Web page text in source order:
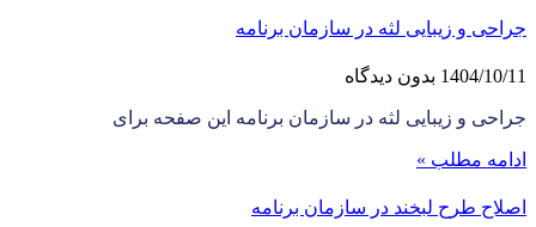
جراحی و زیبایی لثه در سازمان برنامه
1404/10/11 بدون دیدگاه
جراحی و زیبایی لثه در سازمان برنامه این صفحه برای
ادامه مطلب »
اصلاح طرح لبخند در سازمان برنامه